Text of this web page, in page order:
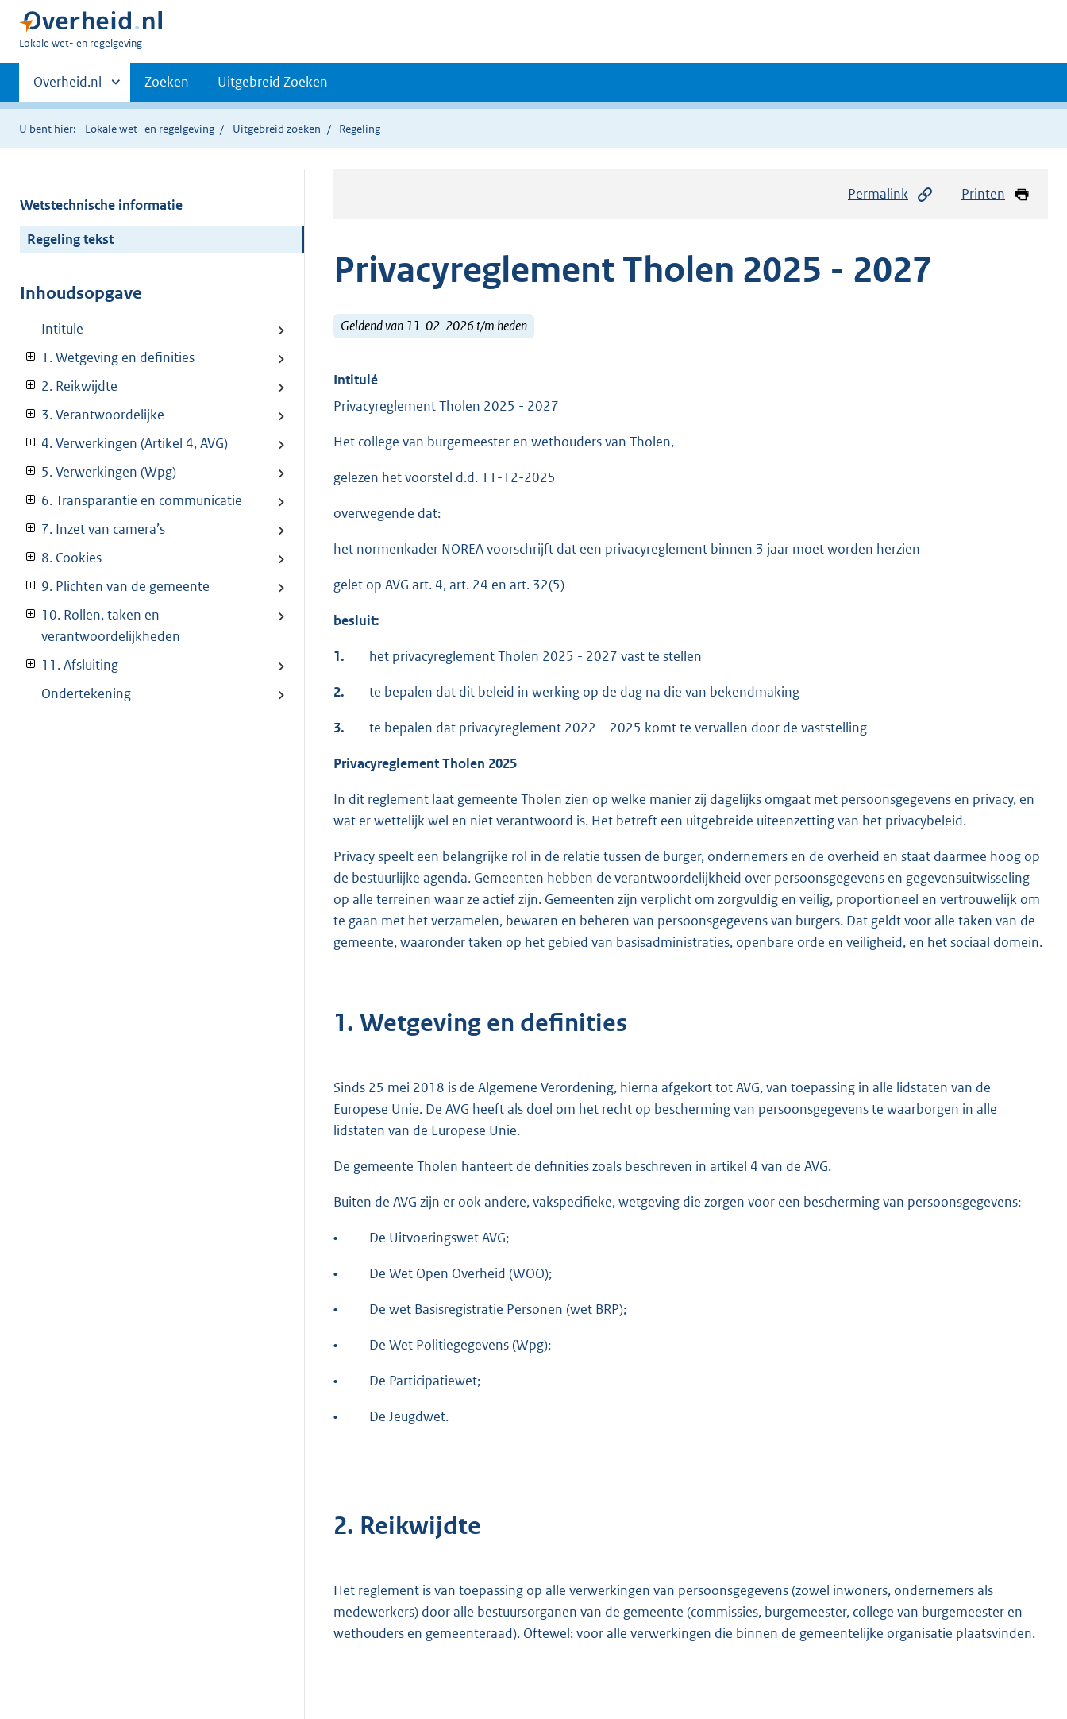
U
hier:
Lokale wet- en regelgeving
Primaire
navigatie
Andere
sites
binnen
Overheid.nl Zoeken Uitgebreid Zoeken
U bent hier: Lokale wet- en regelgeving Uitgebreid zoeken Regeling
Wetstechnische informatie
Regeling tekst
Inhoudsopgave
Intitule
1. Wetgeving en definities
2. Reikwijdte
3. Verantwoordelijke
4. Verwerkingen (Artikel 4, AVG)
5. Verwerkingen (Wpg)
6. Transparantie en communicatie
7. Inzet van camera’s
8. Cookies
9. Plichten van de gemeente
10. Rollen, taken en
verantwoordelijkheden
11. Afsluiting
Ondertekening
Permalink Printen
Privacyreglement Tholen 2025 - 2027
Geldend van 11-02-2026 t/m heden
Intitulé
Privacyreglement Tholen 2025 - 2027
Het college van burgemeester en wethouders van Tholen,
gelezen het voorstel d.d. 11-12-2025
overwegende dat:
het normenkader NOREA voorschrijft dat een privacyreglement binnen 3 jaar moet worden herzien
gelet op AVG art. 4, art. 24 en art. 32(5)
besluit:
1. het privacyreglement Tholen 2025 - 2027 vast te stellen
2. te bepalen dat dit beleid in werking op de dag na die van bekendmaking
3. te bepalen dat privacyreglement 2022 – 2025 komt te vervallen door de vaststelling
Privacyreglement Tholen 2025
In dit reglement laat gemeente Tholen zien op welke manier zij dagelijks omgaat met persoonsgegevens en privacy, en
wat er wettelijk wel en niet verantwoord is. Het betreft een uitgebreide uiteenzetting van het privacybeleid.
Privacy speelt een belangrijke rol in de relatie tussen de burger, ondernemers en de overheid en staat daarmee hoog op
de bestuurlijke agenda. Gemeenten hebben de verantwoordelijkheid over persoonsgegevens en gegevensuitwisseling
op alle terreinen waar ze actief zijn. Gemeenten zijn verplicht om zorgvuldig en veilig, proportioneel en vertrouwelijk om
te gaan met het verzamelen, bewaren en beheren van persoonsgegevens van burgers. Dat geldt voor alle taken van de
gemeente, waaronder taken op het gebied van basisadministraties, openbare orde en veiligheid, en het sociaal domein.
1. Wetgeving en definities
Sinds 25 mei 2018 is de Algemene Verordening, hierna afgekort tot AVG, van toepassing in alle lidstaten van de
Europese Unie. De AVG heeft als doel om het recht op bescherming van persoonsgegevens te waarborgen in alle
lidstaten van de Europese Unie.
De gemeente Tholen hanteert de definities zoals beschreven in artikel 4 van de AVG.
Buiten de AVG zijn er ook andere, vakspecifieke, wetgeving die zorgen voor een bescherming van persoonsgegevens:
• De Uitvoeringswet AVG;
• De Wet Open Overheid (WOO);
• De wet Basisregistratie Personen (wet BRP);
• De Wet Politiegegevens (Wpg);
• De Participatiewet;
• De Jeugdwet.
2. Reikwijdte
Het reglement is van toepassing op alle verwerkingen van persoonsgegevens (zowel inwoners, ondernemers als
medewerkers) door alle bestuursorganen van de gemeente (commissies, burgemeester, college van burgemeester en
wethouders en gemeenteraad). Oftewel: voor alle verwerkingen die binnen de gemeentelijke organisatie plaatsvinden.